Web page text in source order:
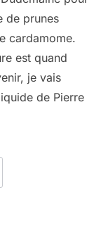
de prunes
cardamome.
est quand
je vais
de Pierre